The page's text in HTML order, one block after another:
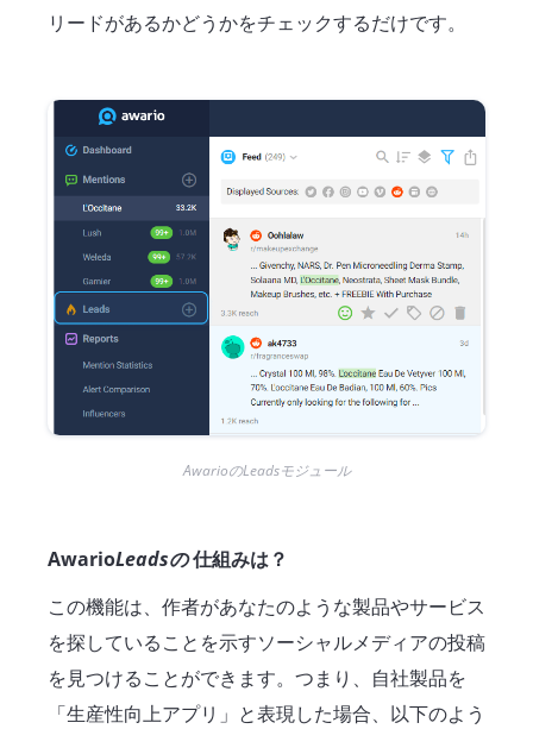
リードがあるかどうかをチェックするだけです。
AwarioのLeadsモジュール
AwarioLeadsの仕組みは？
この機能は、作者があなたのような製品やサービス
を探していることを示すソーシャルメディアの投稿
を見つけることができます。つまり、自社製品を
「生産性向上アプリ」と表現した場合、以下のよう